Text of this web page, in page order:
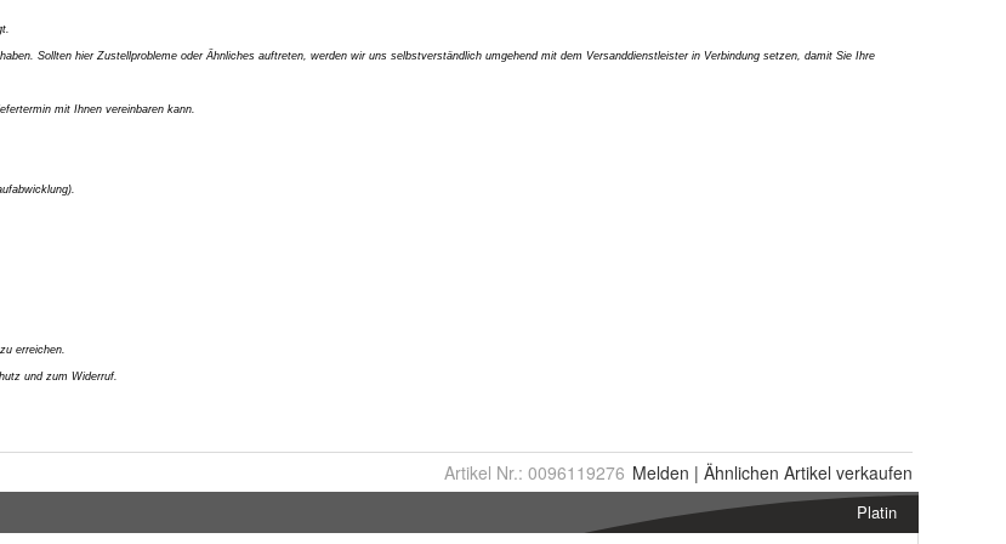
Artikel Nr.: 0096119276 Melden | Ähnlichen Artikel verkaufen
Platin